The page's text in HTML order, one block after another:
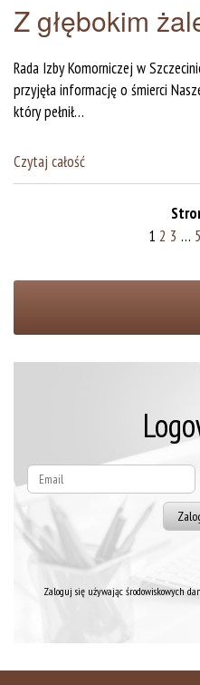
Z głębokim
Rada Izby Komorniczej w
przyjęła informację o śmierci
który pełnił…
Czytaj całość
1 2 3 … 5
Zaloguj się używając środowiskowych
Rejestracja online